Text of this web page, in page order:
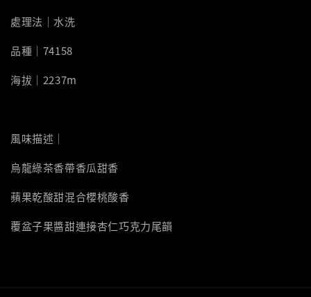
處理法｜水洗
品種｜74158
海拔｜2237m
風味描述｜
烏龍綠茶香帶香瓜甜香
蘋果乾酸甜混合櫻桃酸香
覆盆子果醬甜連接杏仁巧克力尾韻